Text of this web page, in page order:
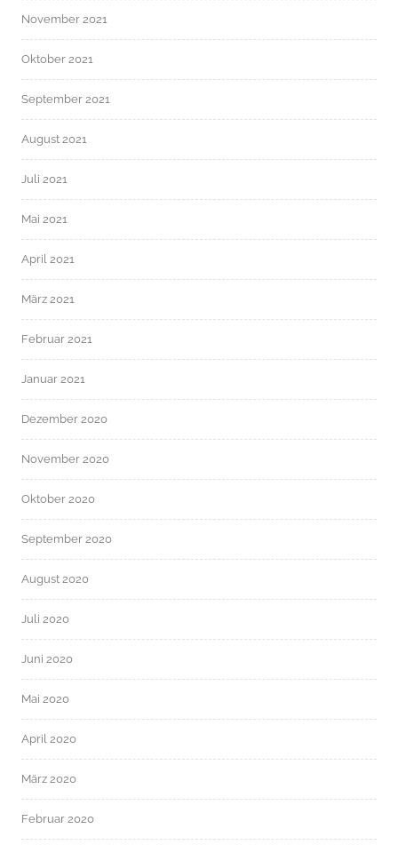
November 2021
Oktober 2021
September 2021
August 2021
Juli 2021
Mai 2021
April 2021
März 2021
Februar 2021
Januar 2021
Dezember 2020
November 2020
Oktober 2020
September 2020
August 2020
Juli 2020
Juni 2020
Mai 2020
April 2020
März 2020
Februar 2020